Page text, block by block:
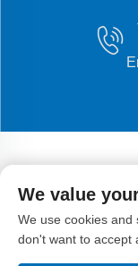
Direitos autorais
We value
We use cookies and
don't want to accept